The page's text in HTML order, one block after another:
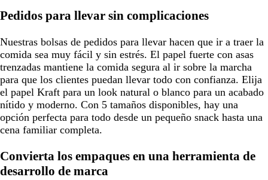
Pedidos para llevar sin complicaciones
Nuestras bolsas de pedidos para llevar hacen que ir a traer la
comida sea muy fácil y sin estrés. El papel fuerte con asas
trenzadas mantiene la comida segura al ir sobre la marcha
para que los clientes puedan llevar todo con confianza. Elija
el papel Kraft para un look natural o blanco para un acabado
nítido y moderno. Con 5 tamaños disponibles, hay una
opción perfecta para todo desde un pequeño snack hasta una
cena familiar completa.
Convierta los empaques en una herramienta de
desarrollo de marca